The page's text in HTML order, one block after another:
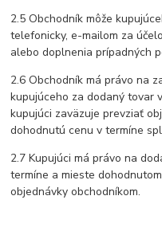
2.5 Obchodník môže
telefonicky, e-mailom za
alebo doplnenia prípadných
2.6 Obchodník má právo na
kupujúceho za dodaný tovar
kupujúci zaväzuje prevziať
dohodnutú cenu v termíne
2.7 Kupujúci má právo na
termíne a mieste
objednávky obchodníkom.